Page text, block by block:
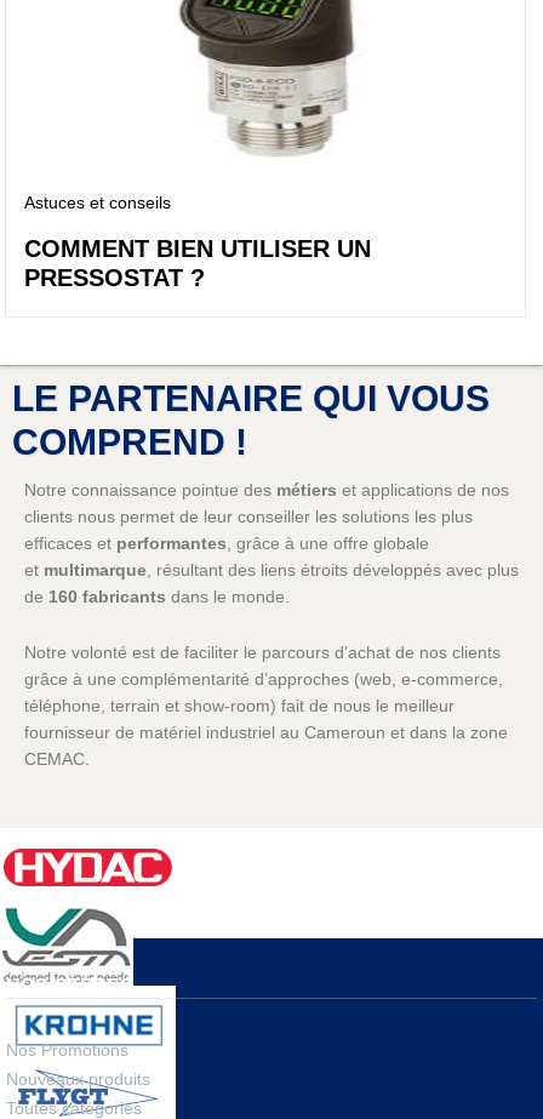
Astuces et conseils
COMMENT BIEN UTILISER UN
PRESSOSTAT ?
LE PARTENAIRE QUI VOUS
COMPREND !
Notre connaissance pointue des métiers et applications de nos
clients nous permet de leur conseiller les solutions les plus
efficaces et performantes , grâce à une offre globale
et multimarque , résultant des liens étroits développés avec plus
de 160 fabricants dans le monde.
Notre volonté est de faciliter le parcours d’achat de nos clients
grâce à une complémentarité d’approches (web, e-commerce,
téléphone, terrain et show-room) fait de nous le meilleur
fournisseur de matériel industriel au Cameroun et dans la zone
CEMAC.
séminaires en ligne, démonstrations à distance,
NOS OFFRES
Nos Promotions
Nouveaux produits
Toutes catégories